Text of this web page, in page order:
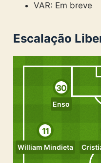
VAR: Em breve
Escalação
30
Enso
11
William Mindieta